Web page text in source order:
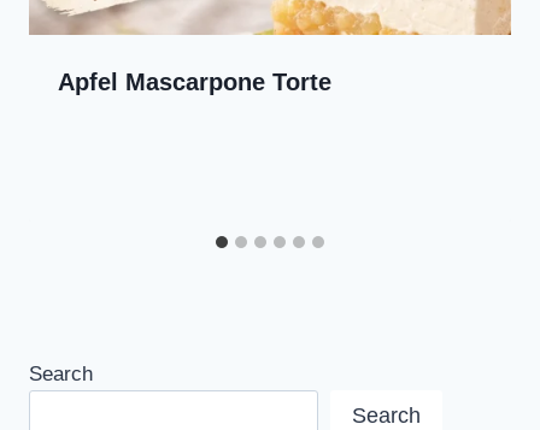
Apfel Mascarpone Torte
Search
Search